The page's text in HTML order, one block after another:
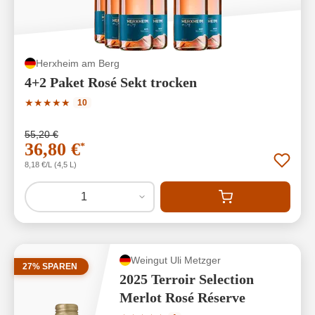
Herxheim am Berg
4+2 Paket Rosé Sekt trocken
★★★★★
Durchschnittliche Bewertung von 5 von 5 Sternen
10
55,20 €
36,80 €*
8,18 €/L (4,5 L)
1
27% SPAREN
Weingut Uli Metzger
2025 Terroir Selection
Merlot Rosé Réserve